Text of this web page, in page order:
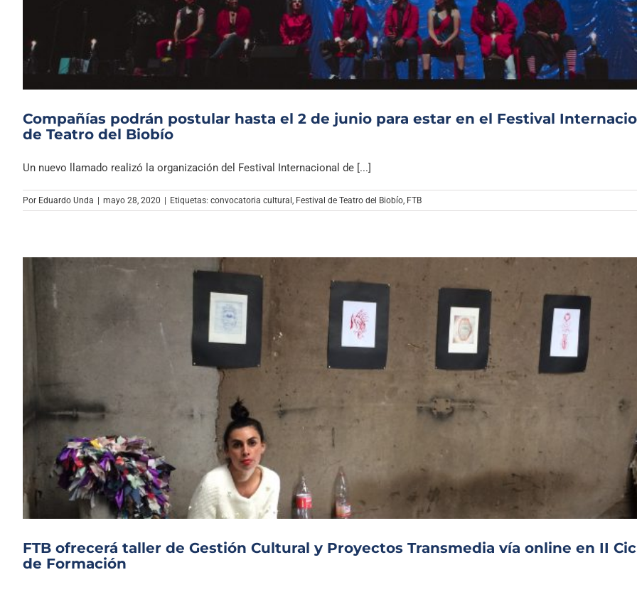
Compañías podrán postular hasta el 2 de junio para estar en el Festival
de Teatro del Biobío
Un nuevo llamado realizó la organización del Festival Internacional de [...]
Por Eduardo Unda | mayo 28, 2020 | Etiquetas: convocatoria cultural Festival de Teatro del Biobío FTB
FTB ofrecerá taller de Gestión Cultural y Proyectos Transmedia vía online en II
de Formación